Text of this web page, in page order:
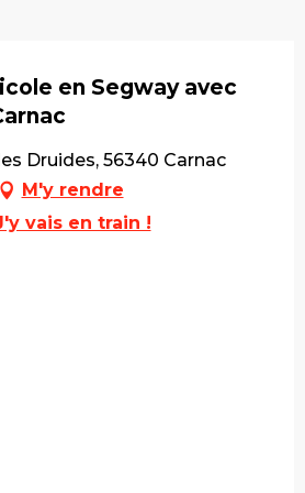
en Segway avec
Druides, 56340 Carnac
M'y rendre
vais en train !